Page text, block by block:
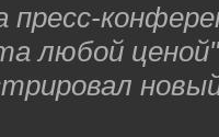
пресс-
любой